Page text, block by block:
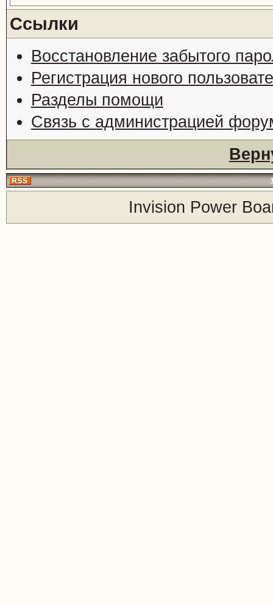
Ссылки
Восстановление забытого
Регистрация нового
Разделы помощи
Связь с администрацией
Invision Power